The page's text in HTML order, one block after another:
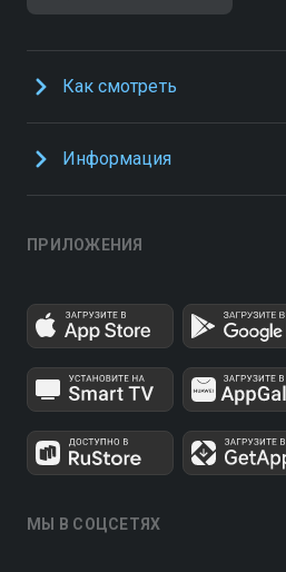
Как смотреть
Информация
ПРИЛОЖЕНИЯ
МЫ В СОЦСЕТЯХ